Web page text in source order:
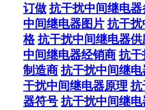
订做 抗干扰中间继电器
中间继电器图片 抗干扰
格 抗干扰中间继电器供
中间继电器经销商 抗干
制造商 抗干扰中间继
干扰中间继电器原理 抗
器符号 抗干扰中间继